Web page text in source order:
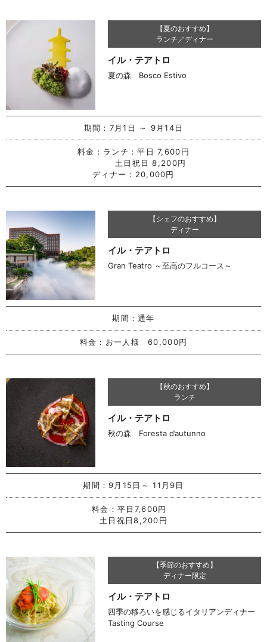
【夏のおすすめ】
ランチ／ディナー
イル・テアトロ
夏の森 Bosco Estivo
期間： 7月1日 ～ 9月14日
料金： ランチ：平日 7,600円
土日祝日 8,200円
ディナー：20,000円
【シェフのおすすめ】
ディナー
イル・テアトロ
Gran Teatro ～至高のフルコース～
期間：通年
料金： お一人様 60,000円
【秋のおすすめ】
ランチ
イル・テアトロ
秋の森 Foresta d’autunno
期間：9月15日～ 11月9日
料金：平日7,600円
土日祝日8,200円
【季節のおすすめ】
ディナー限定
イル・テアトロ
四季の移ろいを感じるイタリアンディナー
Tasting Course